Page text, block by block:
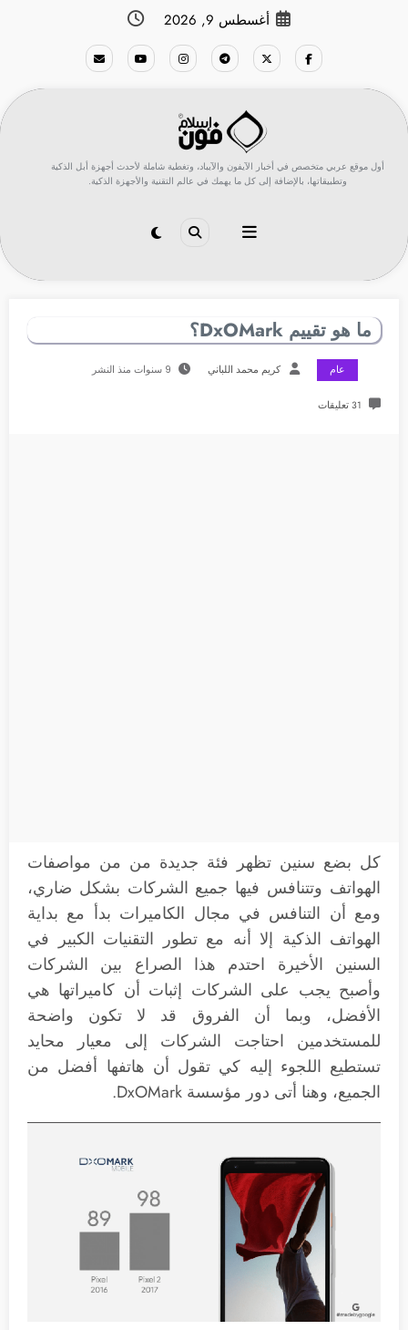
أغسطس 9, 2026
أول موقع عربي متخصص في أخبار الآيفون والآيباد، وتغطية شاملة لأحدث أجهزة أبل الذكية
وتطبيقاتها، بالإضافة إلى كل ما يهمك في عالم التقنية والأجهزة الذكية.
ما هو تقييم DxOMark؟
عام كريم محمد اللباني 9 سنوات منذ النشر
31 تعليقات
كل بضع سنين تظهر فئة جديدة من من مواصفات
الهواتف وتتنافس فيها جميع الشركات بشكل ضاري،
ومع أن التنافس في مجال الكاميرات بدأ مع بداية
الهواتف الذكية إلا أنه مع تطور التقنيات الكبير في
السنين الأخيرة احتدم هذا الصراع بين الشركات
وأصبح يجب على الشركات إثبات أن كاميراتها هي
الأفضل، وبما أن الفروق قد لا تكون واضحة
للمستخدمين احتاجت الشركات إلى معيار محايد
تستطيع اللجوء إليه كي تقول أن هاتفها أفضل من
الجميع، وهنا أتى دور مؤسسة DxOMark.